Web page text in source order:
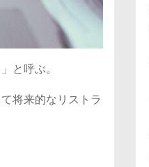
と呼ぶ。
将来的なリストラ